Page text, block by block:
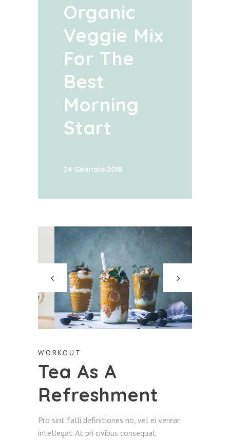
Organic
Veggie Mix
For The
Best
Morning
Start
24 Gennaio 2018
WORKOUT
Tea As A
Refreshment
Pro sint falli definitiones no, vel ei verear
intellegat. At pri civibus consequat